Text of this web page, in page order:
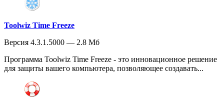
Toolwiz Time Freeze
Версия 4.3.1.5000 — 2.8 Мб
Программа Toolwiz Time Freeze - это инновационное решение
для защиты вашего компьютера, позволяющее создавать...